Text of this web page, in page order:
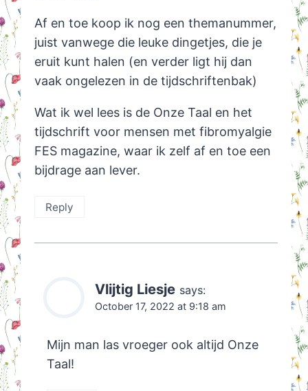
Af en toe koop ik nog een themanummer,
juist vanwege die leuke dingetjes, die je
eruit kunt halen (en verder ligt hij dan
vaak ongelezen in de tijdschriftenbak)
Wat ik wel lees is de Onze Taal en het
tijdschrift voor mensen met fibromyalgie
FES magazine, waar ik zelf af en toe een
bijdrage aan lever.
Reply
Vlijtig Liesje says:
October 17, 2022 at 9:18 am
Mijn man las vroeger ook altijd Onze
Taal!